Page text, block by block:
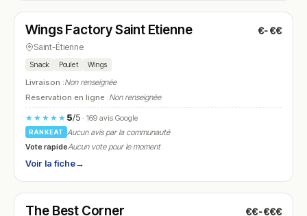
N° 18
Wings Factory Saint Etienne €-€€
Saint-Étienne
Snack Poulet Wings
Livraison :Non renseignée
Réservation en ligne :Non renseignée
★★★★★ 5/5· 169 avis Google
RANKEAT
Aucun avis par la communauté
Vote rapideAucun vote pour le moment
Voir la fiche→
N° 19
The Best Corner €€-€€€